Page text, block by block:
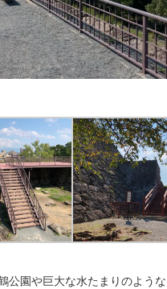
公園や巨大な水たまりのよう